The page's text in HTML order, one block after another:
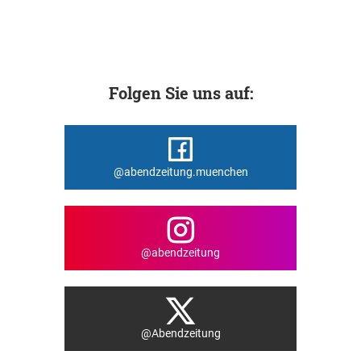
Folgen Sie uns auf:
@abendzeitung.muenchen
@abendzeitung
@Abendzeitung